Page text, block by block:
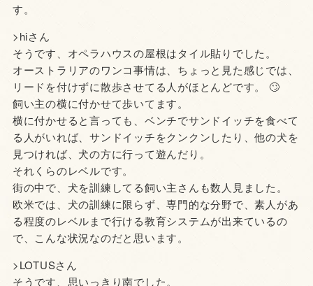
す。
>hiさん
そうです、オペラハウスの屋根はタイル貼りでした。
オーストラリアのワンコ事情は、ちょっと見た感じでは、
リードを付けずに散歩させてる人がほとんどです。 🙄
飼い主の横に付かせて歩いてます。
横に付かせると言っても、ベンチでサンドイッチを食べて
る人がいれば、サンドイッチをクンクンしたり、他の犬を
見つければ、犬の方に行って遊んだり。
それくらのレベルです。
街の中で、犬を訓練してる飼い主さんも数人見ました。
欧米では、犬の訓練に限らず、専門的な分野で、素人があ
る程度のレベルまで行ける教育システムが出来ているの
で、こんな状況なのだと思います。
>LOTUSさん
そうです、思いっきり南でした。